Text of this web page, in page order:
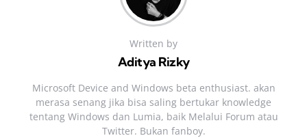
Written by
Aditya Rizky
Microsoft Device and Windows beta enthusiast. akan
merasa senang jika bisa saling bertukar knowledge
tentang Windows dan Lumia, baik Melalui Forum atau
Twitter. Bukan fanboy.